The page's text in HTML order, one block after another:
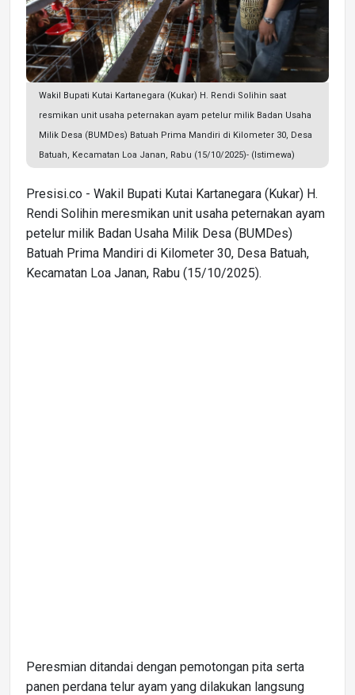
Wakil Bupati Kutai Kartanegara (Kukar) H. Rendi Solihin saat
resmikan unit usaha peternakan ayam petelur milik Badan Usaha
Milik Desa (BUMDes) Batuah Prima Mandiri di Kilometer 30, Desa
Batuah, Kecamatan Loa Janan, Rabu (15/10/2025)- (Istimewa)
Presisi.co - Wakil Bupati Kutai Kartanegara (Kukar) H.
Rendi Solihin meresmikan unit usaha peternakan ayam
petelur milik Badan Usaha Milik Desa (BUMDes)
Batuah Prima Mandiri di Kilometer 30, Desa Batuah,
Kecamatan Loa Janan, Rabu (15/10/2025).
Peresmian ditandai dengan pemotongan pita serta
panen perdana telur ayam yang dilakukan langsung